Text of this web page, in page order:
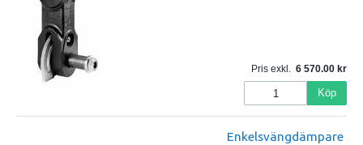
Pris exkl. 6 570.00
Köp
Enkelsvängdämpare